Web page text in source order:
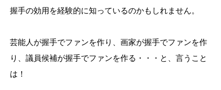
握手の効用を経験的に知っているのかもしれません。
芸能人が握手でファンを作り、画家が握手でファンを作
り、議員候補が握手でファンを作る・・・と、言うこと
は！